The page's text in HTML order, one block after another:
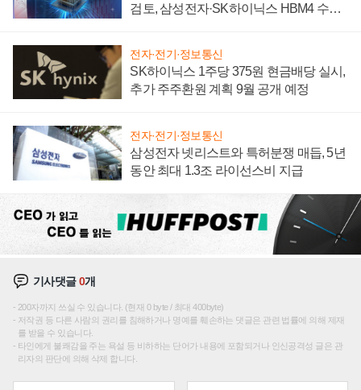
검토, 삼성전자·SK하이닉스 HBM4 수율
전자·전기·정보통신
SK하이닉스 1주당 375원 현금배당 실시,
추가 주주환원 계획 9월 공개 예정
전자·전기·정보통신
삼성전자 넷리스트와 특허분쟁 매듭, 5년
동안 최대 1.3조 라이선스비 지급
기사댓글0개
200자까지 쓰실 수 있습니다. (현재 0 byte / 최대 400byte)
저작권 등 다른 사람의 권리를 침해하거나 명예를 훼손하는 댓글은 관련 법률에 의해 제재
를 받을 수 있습니다.
타인에게 불쾌감을 주는 욕설 등 비하하는 단어가 내용에 포함되거나 인신공격성 글은 관
리자의 판단에 의해 삭제 합니다.